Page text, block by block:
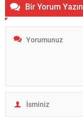
Bir Yorum Yazın